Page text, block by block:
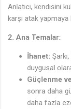
Anlatıcı, kendisini
karşı atak yapmaya
2. Ana Temalar:
İhanet:
duygusal
Güçlenme
sonra daha
daha fazla